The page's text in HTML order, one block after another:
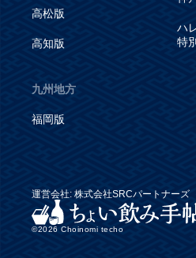
高松版
高知版
九州地方
福岡版
ハ
特
運営会社: 株式会社SRCパートナーズ
©2026 Choinomi techo